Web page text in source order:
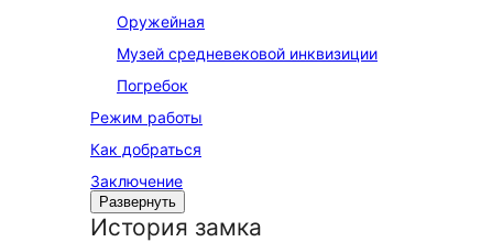
Оружейная
Музей средневековой инквизиции
Погребок
Режим работы
Как добраться
Заключение
Развернуть
История замка